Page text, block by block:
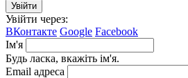
Увійти
Увійти через:
ВКонтакте Google Facebook
Ім'я
Будь ласка, вкажіть ім'я.
Email адреса